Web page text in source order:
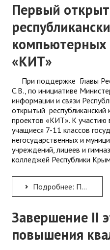
Первый
компьютерных
«КИТ»
При поддержке Главы
С.В., по инициативе
информации и связи
открытый республиканский
проектов «КИТ». К участию
учащиеся 7-11 классов
негосударственных и
учреждений, лицеев и
колледжей Республики
Подробнее: Первый открытый республиканский конкурс компьютерных проектов «КИТ»
Завершение II
повышения